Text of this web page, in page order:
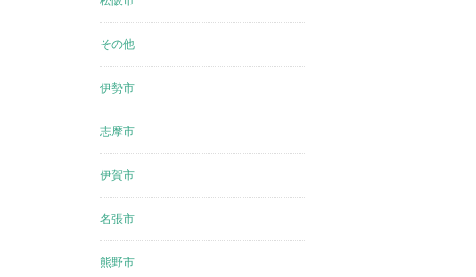
その他
伊勢市
志摩市
伊賀市
名張市
熊野市